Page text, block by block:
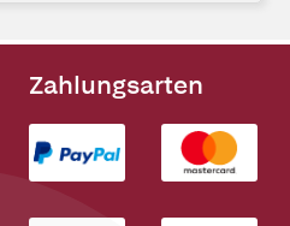
Zahlungsarten